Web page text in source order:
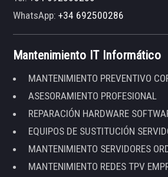
WhatsApp:+34 692500286
Mantenimiento IT Informático
MANTENIMIENTO PREVENTIVO
ASESORAMIENTO PROFESIONAL
REPARACIÓN HARDWARE
EQUIPOS DE SUSTITUCIÓN
MANTENIMIENTO SERVIDORES
MANTENIMIENTO REDES TPV